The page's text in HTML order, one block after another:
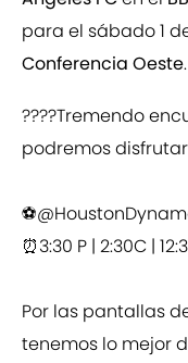
para el sábado 1
Conferencia Oeste.
????Tremendo
podremos
⚽️
⏰3:30 P | 2:30C |
Por las pantallas
tenemos lo mejor